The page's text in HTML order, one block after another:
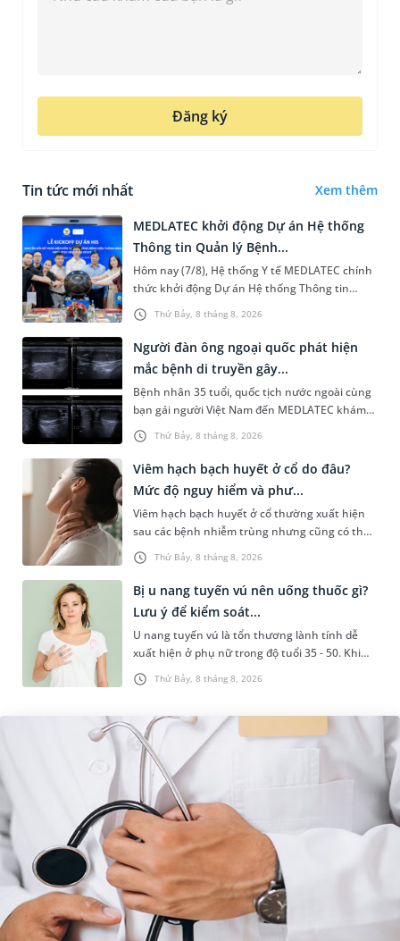
Đăng ký
Tin tức mới nhất Xem thêm
Thứ Bảy, 8 tháng 8, 2026
MEDLATEC khởi động Dự án Hệ thống
Thông tin Quản lý Bệnh...
Hôm nay (7/8), Hệ thống Y tế MEDLATEC chính
thức khởi động Dự án Hệ thống Thông tin
Quản lý Bệnh viện (HIS - Hospital Information
System) giai đoạn mới. Dự á...
Thứ Bảy, 8 tháng 8, 2026
Người đàn ông ngoại quốc phát hiện
mắc bệnh di truyền gây...
Bệnh nhân 35 tuổi, quốc tịch nước ngoài cùng
bạn gái người Việt Nam đến MEDLATEC khám
sức khỏe tiền hôn nhân. Qua thăm khám và
làm các xét nghiệm chuyên sâu,...
Thứ Bảy, 8 tháng 8, 2026
Viêm hạch bạch huyết ở cổ do đâu?
Mức độ nguy hiểm và phư...
Viêm hạch bạch huyết ở cổ thường xuất hiện
sau các bệnh nhiễm trùng nhưng cũng có thể
liên quan đến lao hạch hoặc ung thư. Để tìm
hiểu nguyên nhân gây viêm,...
Thứ Bảy, 8 tháng 8, 2026
Bị u nang tuyến vú nên uống thuốc gì?
Lưu ý để kiểm soát...
U nang tuyến vú là tổn thương lành tính dễ
xuất hiện ở phụ nữ trong độ tuổi 35 - 50. Khi
được chẩn đoán mắc bệnh, nhiều người
thường băn khoăn u nang tuyến v...